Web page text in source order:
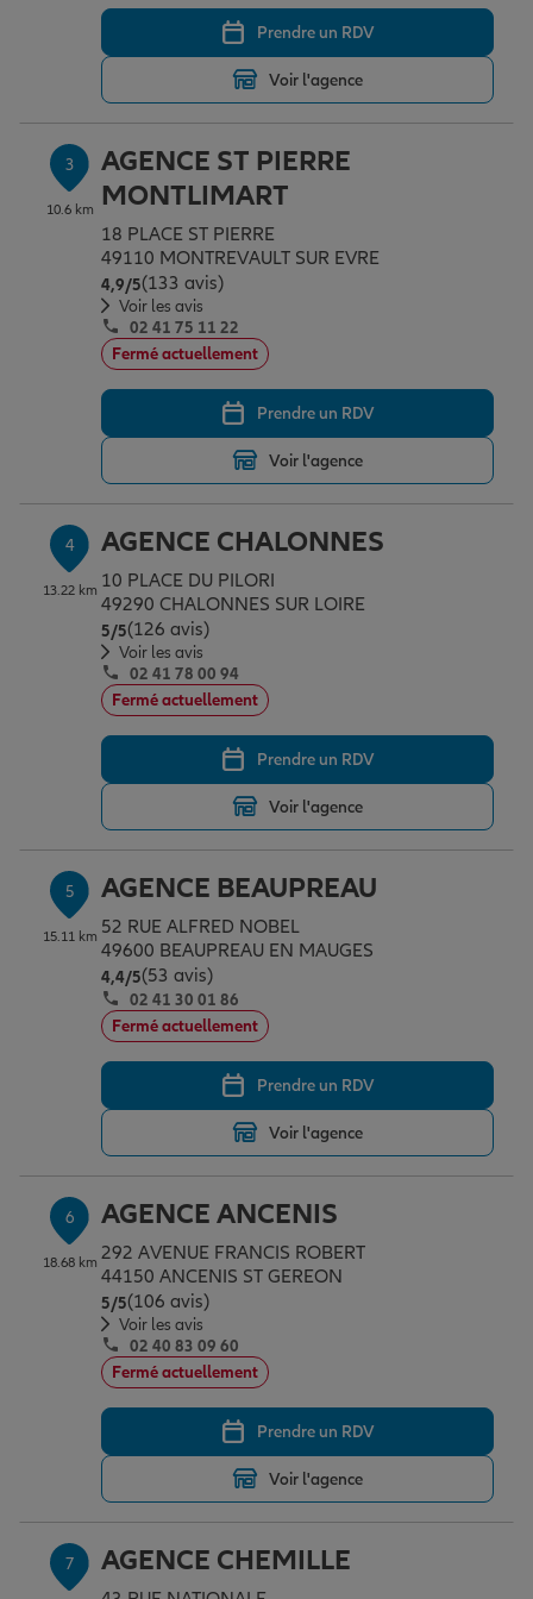
Garantie des accidents de la vie
Assurance scolaire
Protection juridique
Retraite
Tous nos devis d'assurance
Prendre un RDV
Voir l'agence
3
10.6 km
AGENCE ST PIERRE
MONTLIMART
18 PLACE ST PIERRE
49110 MONTREVAULT SUR EVRE
4,9/5Note de 4.9 sur 5
(133 avis)
Voir les avis
02 41 75 11 22
Fermé actuellement
Prendre un RDV
Voir l'agence
4
13.22 km
AGENCE CHALONNES
10 PLACE DU PILORI
49290 CHALONNES SUR LOIRE
5/5Note de 5 sur 5
(126 avis)
Voir les avis
02 41 78 00 94
Fermé actuellement
Prendre un RDV
Voir l'agence
5
15.11 km
AGENCE BEAUPREAU
52 RUE ALFRED NOBEL
49600 BEAUPREAU EN MAUGES
4,4/5Note de 4.4 sur 5
(53 avis)
02 41 30 01 86
Fermé actuellement
Prendre un RDV
Voir l'agence
6
18.68 km
AGENCE ANCENIS
292 AVENUE FRANCIS ROBERT
44150 ANCENIS ST GEREON
5/5Note de 5 sur 5
(106 avis)
Voir les avis
02 40 83 09 60
Fermé actuellement
Prendre un RDV
Voir l'agence
7 AGENCE CHEMILLE